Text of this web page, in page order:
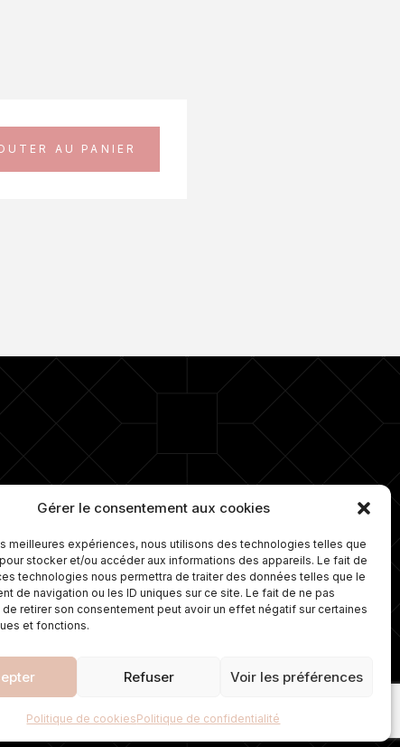
Gérer le consentement aux cookies
meilleures expériences, nous utilisons des technologies telles que
stocker et/ou accéder aux informations des appareils. Le fait de
technologies nous permettra de traiter des données telles que le
de navigation ou les ID uniques sur ce site. Le fait de ne pas
de retirer son consentement peut avoir un effet négatif sur certaines
et fonctions.
Refuser Voir les préférences
Politique de cookiesPolitique de confidentialité
AU PANIER
d’ongles. Nous proposons
et travaillons avec les
marques de cosmétiques.
DE CONFIDENTIALITÉ MENTIONS LÉGALES